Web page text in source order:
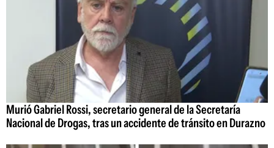
Murió Gabriel Rossi, secretario general de la Secretaría
Nacional de Drogas, tras un accidente de tránsito en Durazno